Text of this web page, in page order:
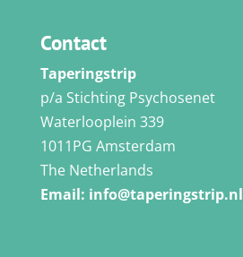
Contact
Taperingstrip
p/a Stichting Psychosenet
Waterlooplein 339
1011PG Amsterdam
The Netherlands
Email: info@taperingstrip.nl